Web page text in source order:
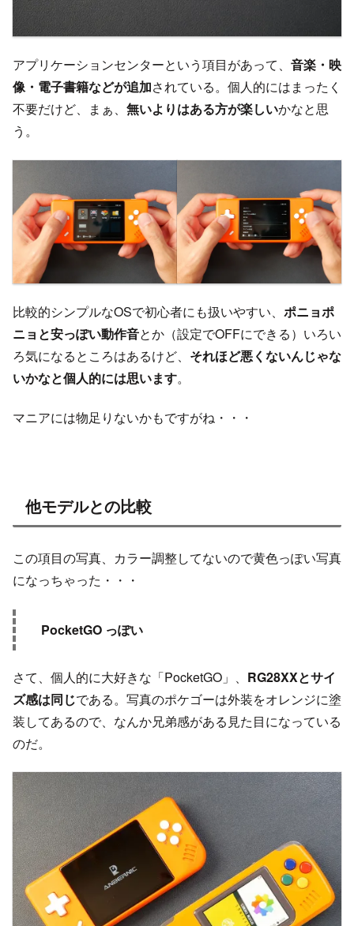
アプリケーションセンターという項目があって、 音楽・映
像・電子書籍などが追加されている。個人的にはまったく
不要だけど、まぁ、 無いよりはある方が楽しいかなと思
う。
比較的シンプルなOSで初心者にも扱いやすい、 ポニョポ
ニョと安っぽい動作音とか（設定でOFFにできる）いろい
ろ気になるところはあるけど、 それほど悪くないんじゃな
いかなと個人的には思います。
マニアには物足りないかもですがね・・・
他モデルとの比較
この項目の写真、カラー調整してないので黄色っぽい写真
になっちゃった・・・
PocketGO っぽい
さて、個人的に大好きな「PocketGO」、 RG28XXとサイ
ズ感は同じである。写真のポケゴーは外装をオレンジに塗
装してあるので、なんか兄弟感がある見た目になっている
のだ。